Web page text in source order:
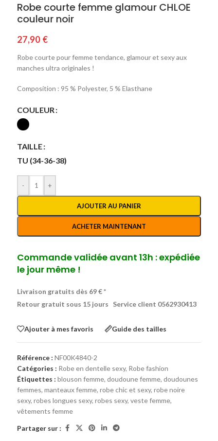
Robe courte femme glamour CHLOE
couleur noir
27,90 €
Robe courte pour femme tendance, glamour et sexy aux
manches ultra originales !
Composition : 95 % Polyester, 5 % Elasthane
COULEUR
TAILLE
TU (34-36-38)
- +
AJOUTER AU PANIER
ACHETER MAINTENANT
Commande validée avant 13h : expédiée
le jour même !
Livraison gratuits dès 69 € *
Retour gratuit sous 15 jours
Service client 0562930413
Ajouter à mes favoris Guide des tailles
Référence : NF00K4840-2
Catégories : Robe en dentelle sexy, Robe fashion
Étiquettes : blouson femme, doudoune femme, doudounes
femmes, manteaux femme, robe chic et sexy, robe noire
sexy, robes longues sexy, robes sexy, veste femme,
vêtements femme
Partager sur :